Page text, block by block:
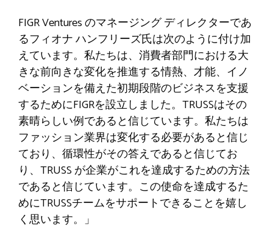
FIGR Ventures のマネージング ディレクターであ
るフィオナ ハンフリーズ氏は次のように付け加
えています。私たちは、消費者部門における大
きな前向きな変化を推進する情熱、才能、イノ
ベーションを備えた初期段階のビジネスを支援
するためにFIGRを設立しました。TRUSSはその
素晴らしい例であると信じています。私たちは
ファッション業界は変化する必要があると信じ
ており、循環性がその答えであると信じてお
り、TRUSS が企業がこれを達成するための方法
であると信じています。この使命を達成するた
めにTRUSSチームをサポートできることを嬉し
く思います。」